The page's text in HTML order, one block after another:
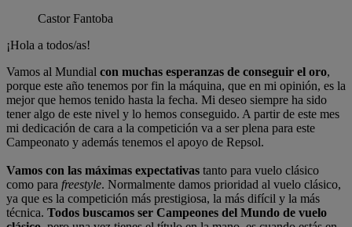
Castor Fantoba
¡Hola a todos/as!
Vamos al Mundial con muchas esperanzas de conseguir el oro,
porque este año tenemos por fin la máquina, que en mi opinión, es la
mejor que hemos tenido hasta la fecha. Mi deseo siempre ha sido
tener algo de este nivel y lo hemos conseguido. A partir de este mes
mi dedicación de cara a la competición va a ser plena para este
Campeonato y además tenemos el apoyo de Repsol.
Vamos con las máximas expectativas tanto para vuelo clásico
como para freestyle. Normalmente damos prioridad al vuelo clásico,
ya que es la competición más prestigiosa, la más difícil y la más
técnica. Todos buscamos ser Campeones del Mundo de vuelo